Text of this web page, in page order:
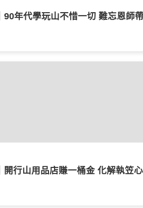
90年代學玩山不惜一切‎ 難忘恩師
開行山用品店賺一桶金‎ 化解執笠